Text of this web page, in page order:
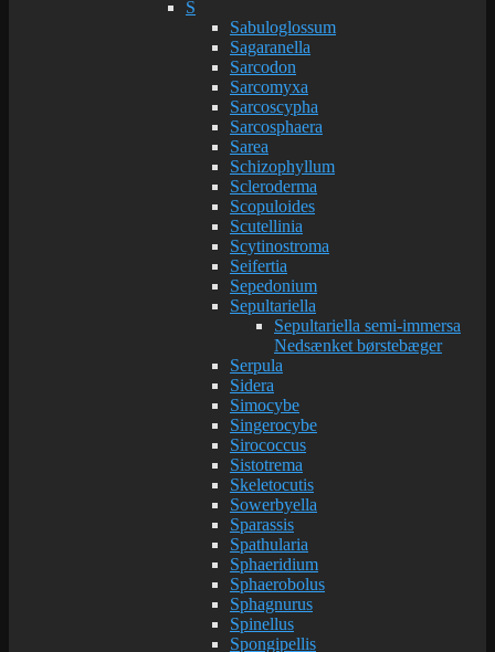
S
Sabuloglossum
Sagaranella
Sarcodon
Sarcomyxa
Sarcoscypha
Sarcosphaera
Sarea
Schizophyllum
Scleroderma
Scopuloides
Scutellinia
Scytinostroma
Seifertia
Sepedonium
Sepultariella
Sepultariella semi-immersa
Nedsænket børstebæger
Serpula
Sidera
Simocybe
Singerocybe
Sirococcus
Sistotrema
Skeletocutis
Sowerbyella
Sparassis
Spathularia
Sphaeridium
Sphaerobolus
Sphagnurus
Spinellus
Spongipellis